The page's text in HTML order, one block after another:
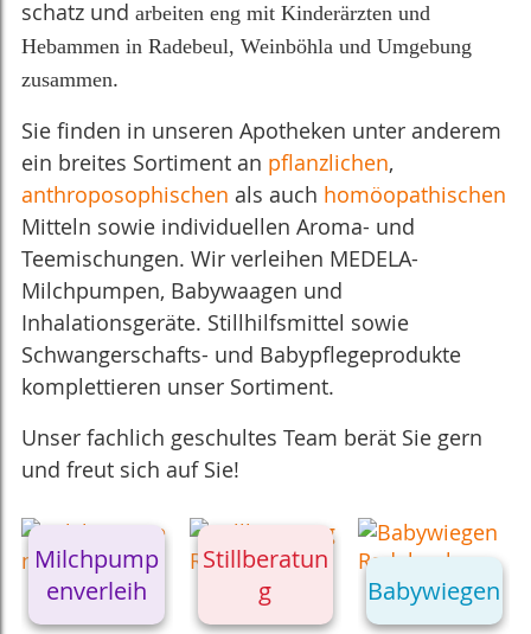
schatz und arbeiten eng mit Kinderärzten und
Hebammen in Radebeul, Weinböhla und Umgebung
zusammen.
Sie finden in unseren Apotheken unter anderem
ein breites Sortiment an pflanz­lichen,
anthroposophischen als auch homöo­pathischen
Mitteln sowie individuellen Aroma- und
Teemischungen. Wir verleihen MEDELA-
Milchpumpen, Babywaagen und
Inhalationsgeräte. Stillhilfsmittel sowie
Schwangerschafts- und Baby­pflege­produkte
komplettieren unser Sortiment.
Unser fachlich geschultes Team berät Sie gern
und freut sich auf Sie!
Milchpump
enverleih
Stillberatun
g
Babywiegen